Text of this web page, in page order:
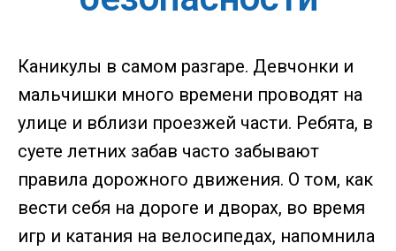
Каникулы в самом разгаре. Девчонки и
мальчишки много времени проводят на
улице и вблизи проезжей части. Ребята, в
суете летних забав часто забывают
правила дорожного движения. О том, как
вести себя на дороге и дворах, во время
игр и катания на велосипедах, напомнила